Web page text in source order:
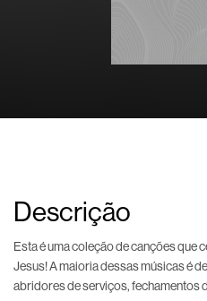
Descrição
Esta é uma coleção de canções que
Jesus! A maioria dessas músicas é
abridores de serviços, fechamentos